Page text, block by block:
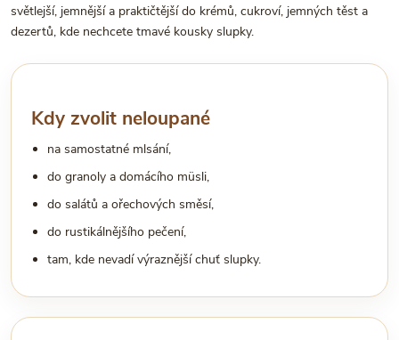
světlejší, jemnější a praktičtější do krémů, cukroví, jemných těst a
dezertů, kde nechcete tmavé kousky slupky.
Kdy zvolit neloupané
na samostatné mlsání,
do granoly a domácího müsli,
do salátů a ořechových směsí,
do rustikálnějšího pečení,
tam, kde nevadí výraznější chuť slupky.